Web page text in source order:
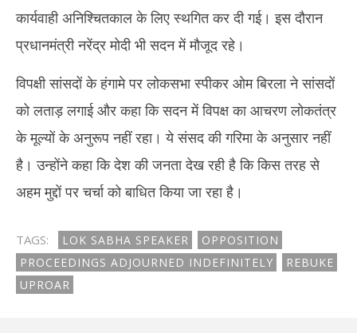
कार्यवाही अनिश्चितकाल के लिए स्थगित कर दी गई। इस दौरान
प्रधानमंत्री नरेंद्र मोदी भी सदन में मौजूद रहे।
विपक्षी सांसदों के हंगामे पर लोकसभा स्पीकर ओम बिरला ने सांसदों
को लताड़ लगाई और कहा कि सदन में विपक्ष का आचरण लोकतंत्र
के मूल्यों के अनुरूप नहीं रहा। ये संसद की गरिमा के अनुसार नहीं
है। उन्होंने कहा कि देश की जनता देख रही है कि किस तरह से
अहम मुद्दों पर चर्चा को बाधित किया जा रहा है।
TAGS: LOK SABHA SPEAKER
OPPOSITION
PROCEEDINGS ADJOURNED INDEFINITELY
REBUKE
UPROAR